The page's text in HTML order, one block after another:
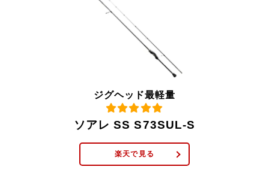
ジグヘッド最軽量
ソアレ SS S73SUL-S
楽天で見る